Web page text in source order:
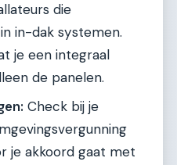
die
in-dak systemen.
je een integraal
de panelen.
Check bij je
je akkoord gaat met